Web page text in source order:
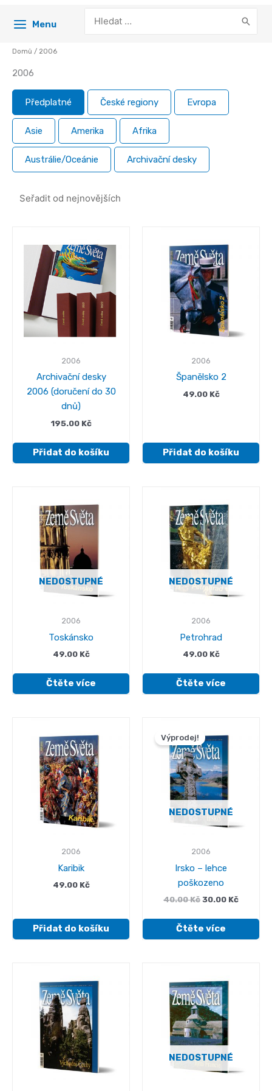
Menu
for:
Domů / 2006
2006
Předplatné České regiony Evropa
Asie Amerika Afrika
Austrálie/Oceánie Archivační desky
2006
Archivační desky
2006 (doručení do 30
dnů)
195.00 Kč
Přidat do košíku
2006
Španělsko 2
49.00 Kč
Přidat do košíku
NEDOSTUPNÉ
2006
Toskánsko
49.00 Kč
Čtěte více
NEDOSTUPNÉ
2006
Petrohrad
49.00 Kč
Čtěte více
2006
Karibik
49.00 Kč
Přidat do košíku
NEDOSTUPNÉ
Výprodej!
2006
Irsko – lehce
poškozeno
40.00KčPůvodní
byla:
40.00 Kč.
30.00 Kč
je:
Čtěte více
NEDOSTUPNÉ